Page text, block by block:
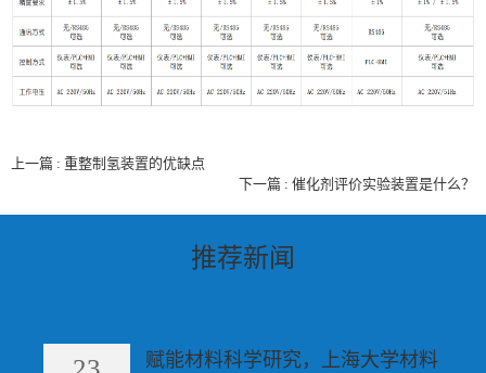
上一篇 : 重整制氢装置的优缺点
下一篇 : 催化剂评价实验装置是什么？
推荐新闻
赋能材料科学研究，上海大学材料